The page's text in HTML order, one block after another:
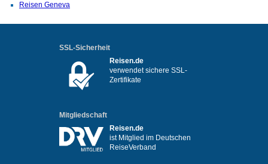
Reisen Geneva
SSL-Sicherheit
Reisen.de
verwendet sichere SSL-
Zertifikate
Mitgliedschaft
Reisen.de
ist Mitglied im Deutschen
ReiseVerband